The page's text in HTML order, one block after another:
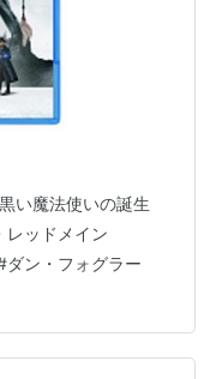
い魔法使いの誕生
レッドメイン
ダン・フォグラー